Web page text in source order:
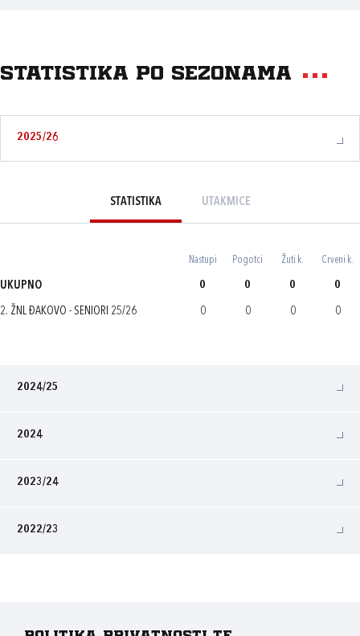
Statistika po sezonama
2025/26
STATISTIKA UTAKMICE
Nastupi Pogotci Žuti k. Crveni k.
UKUPNO 0 0 0 0
2. ŽNL ĐAKOVO - SENIORI 25/26 0 0 0 0
2024/25
2024
2023/24
2022/23